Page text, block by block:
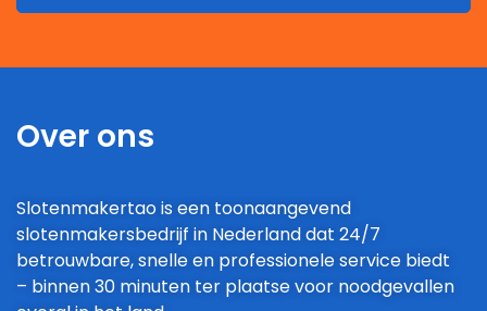
Over ons
Slotenmakertao is een toonaangevend
slotenmakersbedrijf in Nederland dat 24/7
betrouwbare, snelle en professionele service biedt
– binnen 30 minuten ter plaatse voor noodgevallen